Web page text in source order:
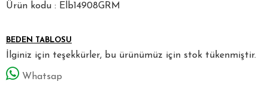
Ürün kodu : Elb14908GRM
BEDEN TABLOSU
İlginiz için teşekkürler, bu ürünümüz için stok tükenmiştir.
Whatsap